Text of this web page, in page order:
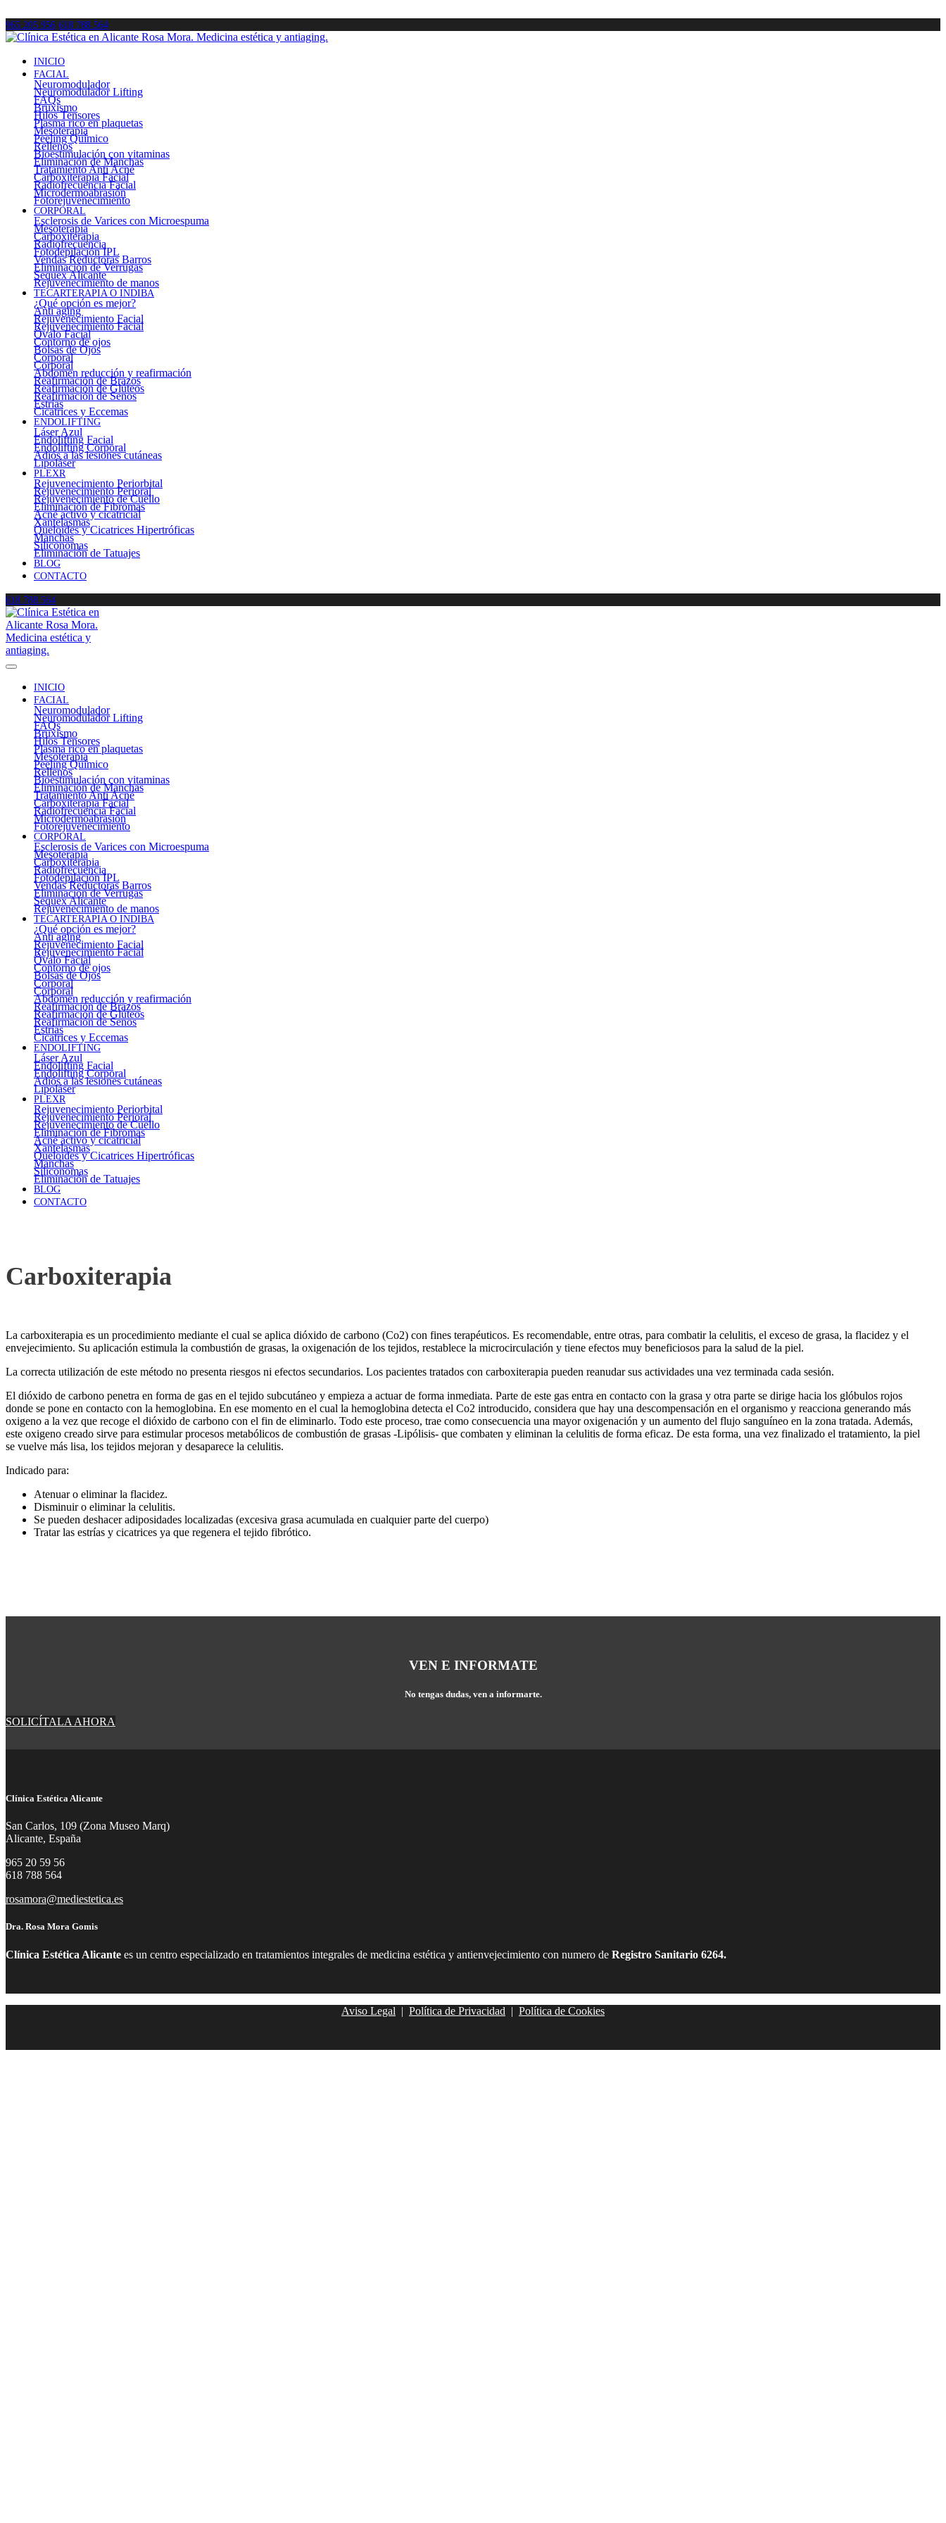
965 205 956 618 788 564
INICIO
FACIAL
Neuromodulador
Neuromodulador Lifting
FAQs
Bruxismo
Hilos Tensores
Plasma rico en plaquetas
Mesoterapia
Peeling Químico
Rellenos
Bioestimulación con vitaminas
Eliminación de Manchas
Tratamiento Anti Acné
Carboxiterapia Facial
Radiofrecuencia Facial
Microdermoabrasión
Fotorejuvenecimiento
CORPORAL
Esclerosis de Varices con Microespuma
Mesoterapia
Carboxiterapia
Radiofrecuencia
Fotodepilación IPL
Vendas Reductoras Barros
Eliminación de Verrugas
Sequex Alicante
Rejuvenecimiento de manos
TECARTERAPIA O INDIBA
¿Qué opción es mejor?
Anti aging
Rejuvenecimiento Facial
Rejuvenecimiento Facial
Óvalo Facial
Contorno de ojos
Bolsas de Ojos
Corporal
Corporal
Abdomen reducción y reafirmación
Reafirmación de Brazos
Reafirmación de Glúteos
Reafirmación de Senos
Estrías
Cicatrices y Eccemas
ENDOLIFTING
Láser Azul
Endolifting Facial
Endolifting Corporal
Adiós a las lesiones cutáneas
Lipoláser
PLEXR
Rejuvenecimiento Periorbital
Rejuvenecimiento Perioral
Rejuvenecimiento de Cuello
Eliminación de Fibromas
Acné activo y cicatricial
Xantelasmas
Queloides y Cicatrices Hipertróficas
Manchas
Siliconomas
Eliminación de Tatuajes
BLOG
CONTACTO
618 788 564
INICIO
FACIAL
Neuromodulador
Neuromodulador Lifting
FAQs
Bruxismo
Hilos Tensores
Plasma rico en plaquetas
Mesoterapia
Peeling Químico
Rellenos
Bioestimulación con vitaminas
Eliminación de Manchas
Tratamiento Anti Acné
Carboxiterapia Facial
Radiofrecuencia Facial
Microdermoabrasión
Fotorejuvenecimiento
CORPORAL
Esclerosis de Varices con Microespuma
Mesoterapia
Carboxiterapia
Radiofrecuencia
Fotodepilación IPL
Vendas Reductoras Barros
Eliminación de Verrugas
Sequex Alicante
Rejuvenecimiento de manos
TECARTERAPIA O INDIBA
¿Qué opción es mejor?
Anti aging
Rejuvenecimiento Facial
Rejuvenecimiento Facial
Óvalo Facial
Contorno de ojos
Bolsas de Ojos
Corporal
Corporal
Abdomen reducción y reafirmación
Reafirmación de Brazos
Reafirmación de Glúteos
Reafirmación de Senos
Estrías
Cicatrices y Eccemas
ENDOLIFTING
Láser Azul
Endolifting Facial
Endolifting Corporal
Adiós a las lesiones cutáneas
Lipoláser
PLEXR
Rejuvenecimiento Periorbital
Rejuvenecimiento Perioral
Rejuvenecimiento de Cuello
Eliminación de Fibromas
Acné activo y cicatricial
Xantelasmas
Queloides y Cicatrices Hipertróficas
Manchas
Siliconomas
Eliminación de Tatuajes
BLOG
CONTACTO
Carboxiterapia
La carboxiterapia es un procedimiento mediante el cual se aplica dióxido de carbono (Co2) con fines terapéuticos. Es recomendable, entre otras, para combatir la celulitis, el exceso de grasa, la flacidez y el
envejecimiento. Su aplicación estimula la combustión de grasas, la oxigenación de los tejidos, restablece la microcirculación y tiene efectos muy beneficiosos para la salud de la piel.
La correcta utilización de este método no presenta riesgos ni efectos secundarios. Los pacientes tratados con carboxiterapia pueden reanudar sus actividades una vez terminada cada sesión.
El dióxido de carbono penetra en forma de gas en el tejido subcutáneo y empieza a actuar de forma inmediata. Parte de este gas entra en contacto con la grasa y otra parte se dirige hacia los glóbulos rojos
donde se pone en contacto con la hemoglobina. En ese momento en el cual la hemoglobina detecta el Co2 introducido, considera que hay una descompensación en el organismo y reacciona generando más
oxigeno a la vez que recoge el dióxido de carbono con el fin de eliminarlo. Todo este proceso, trae como consecuencia una mayor oxigenación y un aumento del flujo sanguíneo en la zona tratada. Además,
este oxigeno creado sirve para estimular procesos metabólicos de combustión de grasas -Lipólisis- que combaten y eliminan la celulitis de forma eficaz. De esta forma, una vez finalizado el tratamiento, la piel
se vuelve más lisa, los tejidos mejoran y desaparece la celulitis.
Indicado para:
Atenuar o eliminar la flacidez.
Disminuir o eliminar la celulitis.
Se pueden deshacer adiposidades localizadas (excesiva grasa acumulada en cualquier parte del cuerpo)
Tratar las estrías y cicatrices ya que regenera el tejido fibrótico.
VEN E INFORMATE
No tengas dudas, ven a informarte.
SOLICÍTALA AHORA
Clínica Estética Alicante
San Carlos, 109 (Zona Museo Marq)
Alicante, España
965 20 59 56
618 788 564
rosamora@mediestetica.es
Dra. Rosa Mora Gomis
Clínica Estética Alicante es un centro especializado en tratamientos integrales de medicina estética y antienvejecimiento con numero de Registro Sanitario 6264.
Aviso Legal | Política de Privacidad | Política de Cookies